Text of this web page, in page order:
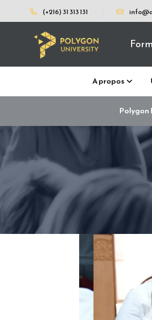
(+216) 31 313 131
A propos
Polygon